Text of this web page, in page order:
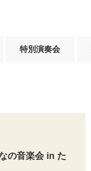
特別演奏会
の音楽会 in た